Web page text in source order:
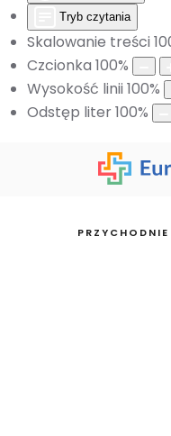
Tryb czytania
Skalowanie treści
Czcionka 100%
Wysokość linii 100%
Odstęp liter100%